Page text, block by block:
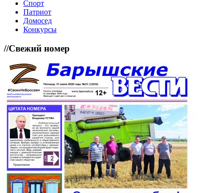
Спорт
Патриот
Домосед
Конкурсы
//Свежий номер